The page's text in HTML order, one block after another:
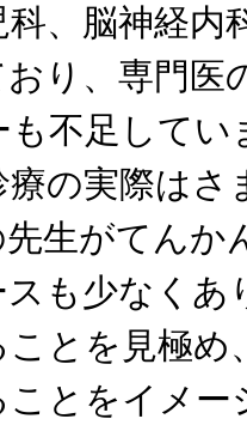
、脳神経内
り、専門医
不足して
療の実際は
先生がてん
も少なく
とを見極
とをイメ